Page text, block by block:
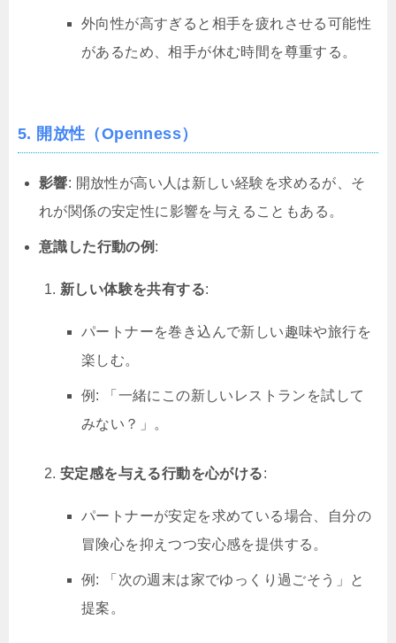
外向性が高すぎると相手を疲れさせる可能性
があるため、相手が休む時間を尊重する。
5. 開放性（Openness）
影響: 開放性が高い人は新しい経験を求めるが、そ
れが関係の安定性に影響を与えることもある。
意識した行動の例 :
新しい体験を共有する:
パートナーを巻き込んで新しい趣味や旅行を
楽しむ。
例: 「一緒にこの新しいレストランを試して
みない？」。
安定感を与える行動を心がける:
パートナーが安定を求めている場合、自分の
冒険心を抑えつつ安心感を提供する。
例: 「次の週末は家でゆっくり過ごそう」と
提案。